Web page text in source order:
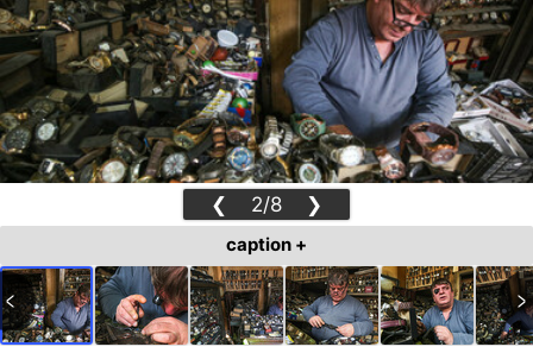
❮ 2/8 ❯
caption +